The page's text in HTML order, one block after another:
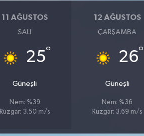
11 AĞUSTOS
SALI
25°
Güneşli
Nem: %39
Rüzgar: 3.50 m/s
12 AĞUSTOS
ÇARŞAMBA
26°
Güneşli
Nem: %36
Rüzgar: 3.69 m/s